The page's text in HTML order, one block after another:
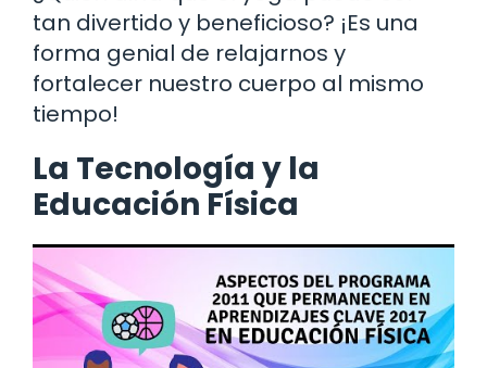
tan divertido y beneficioso? ¡Es una
forma genial de relajarnos y
fortalecer nuestro cuerpo al mismo
tiempo!
La Tecnología y la
Educación Física